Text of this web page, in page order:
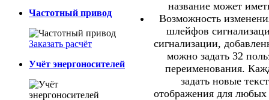
Частотный привод
Заказать расчёт
Учёт энергоносителей
название может
Возможность
шлейфов
сигнализации,
можно задать 32
переименования.
задать новые
отображения для